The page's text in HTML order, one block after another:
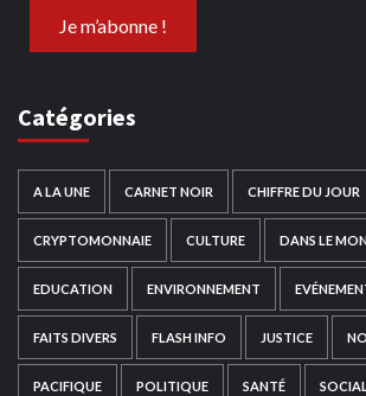
Catégories
A LA UNE CARNET NOIR CHIFFRE DU JOUR
CRYPTOMONNAIE CULTURE DANS LE
EDUCATION ENVIRONNEMENT
FAITS DIVERS FLASH INFO JUSTICE
PACIFIQUE POLITIQUE SANTÉ SOCIAL